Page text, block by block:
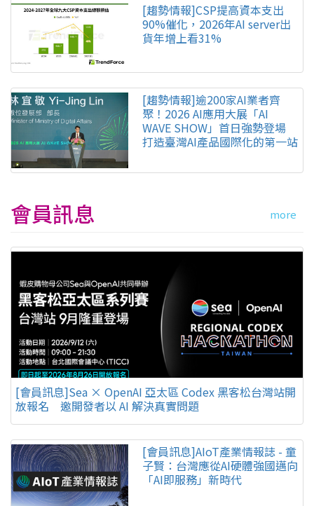
[趨勢情報]CSP提高資本支出
90%催化，2026年AI server出
貨年增上看31%
[趨勢情報]逾200家AI業者齊
聚！2026 AI應用大展「AI
WAVE SHOW」首日強勢登場
打造臺灣AI產品國際化的第一站
會員訊息 more
[會員訊息]Sea × OpenAI 亞太區 Codex 黑客松台灣站開
放報名 邀開發者以 AI 解決真實問題
[會員訊息]AIoT產業情報誌 - 童
子賢：台灣應從AI硬體強國邁向
「AI即服務」新時代